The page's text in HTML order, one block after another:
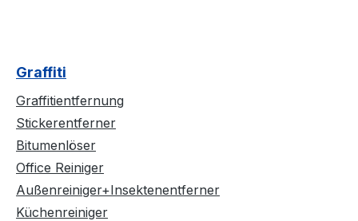
Graffiti
Graffitientfernung
Stickerentferner
Bitumenlöser
Office Reiniger
Außenreiniger+Insektenentferner
Küchenreiniger